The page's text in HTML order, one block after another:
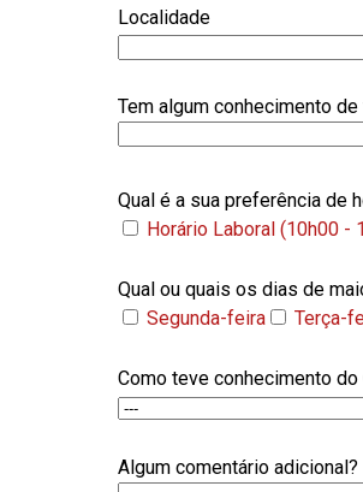
Localidade
Tem algum conhecimento
Qual é a sua preferência de
Horário Laboral (10h00 -
Qual ou quais os dias de
Segunda-feira
Terça-
Como teve conhecimento
Algum comentário adicional?